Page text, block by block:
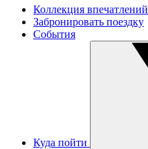
Коллекция впечатлений
Забронировать поездку
События
Куда пойти